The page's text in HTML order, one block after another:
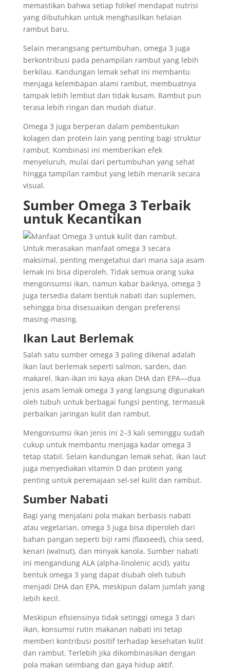
memastikan bahwa setiap folikel mendapat nutrisi
yang dibutuhkan untuk menghasilkan helaian
rambut baru.
Selain merangsang pertumbuhan, omega 3 juga
berkontribusi pada penampilan rambut yang lebih
berkilau. Kandungan lemak sehat ini membantu
menjaga kelembapan alami rambut, membuatnya
tampak lebih lembut dan tidak kusam. Rambut pun
terasa lebih ringan dan mudah diatur.
Omega 3 juga berperan dalam pembentukan
kolagen dan protein lain yang penting bagi struktur
rambut. Kombinasi ini memberikan efek
menyeluruh, mulai dari pertumbuhan yang sehat
hingga tampilan rambut yang lebih menarik secara
visual.
Sumber Omega 3 Terbaik
untuk Kecantikan
Untuk merasakan manfaat omega 3 secara
maksimal, penting mengetahui dari mana saja asam
lemak ini bisa diperoleh. Tidak semua orang suka
mengonsumsi ikan, namun kabar baiknya, omega 3
juga tersedia dalam bentuk nabati dan suplemen,
sehingga bisa disesuaikan dengan preferensi
masing-masing.
Ikan Laut Berlemak
Salah satu sumber omega 3 paling dikenal adalah
ikan laut berlemak seperti salmon, sarden, dan
makarel. Ikan-ikan ini kaya akan DHA dan EPA—dua
jenis asam lemak omega 3 yang langsung digunakan
oleh tubuh untuk berbagai fungsi penting, termasuk
perbaikan jaringan kulit dan rambut.
Mengonsumsi ikan jenis ini 2–3 kali seminggu sudah
cukup untuk membantu menjaga kadar omega 3
tetap stabil. Selain kandungan lemak sehat, ikan laut
juga menyediakan vitamin D dan protein yang
penting untuk peremajaan sel-sel kulit dan rambut.
Sumber Nabati
Bagi yang menjalani pola makan berbasis nabati
atau vegetarian, omega 3 juga bisa diperoleh dari
bahan pangan seperti biji rami (flaxseed), chia seed,
kenari (walnut), dan minyak kanola. Sumber nabati
ini mengandung ALA (alpha-linolenic acid), yaitu
bentuk omega 3 yang dapat diubah oleh tubuh
menjadi DHA dan EPA, meskipun dalam jumlah yang
lebih kecil.
Meskipun efisiensinya tidak setinggi omega 3 dari
ikan, konsumsi rutin makanan nabati ini tetap
memberi kontribusi positif terhadap kesehatan kulit
dan rambut. Terlebih jika dikombinasikan dengan
pola makan seimbang dan gaya hidup aktif.